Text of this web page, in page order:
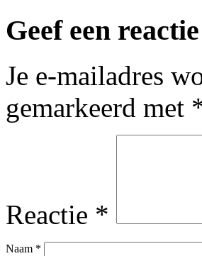
Geef een reactie
Je e-mailadres
gemarkeerd met
Reactie *
Naam *